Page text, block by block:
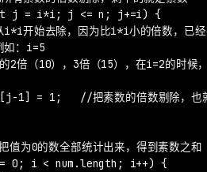
j <= n; j+=i) {
为比i*i小的倍数，已经在
3倍（15），在i=2的时候，已
把素数的倍数剔除，也就是赋
的数全部统计出来，得到素数之和
< num.length; i++) {